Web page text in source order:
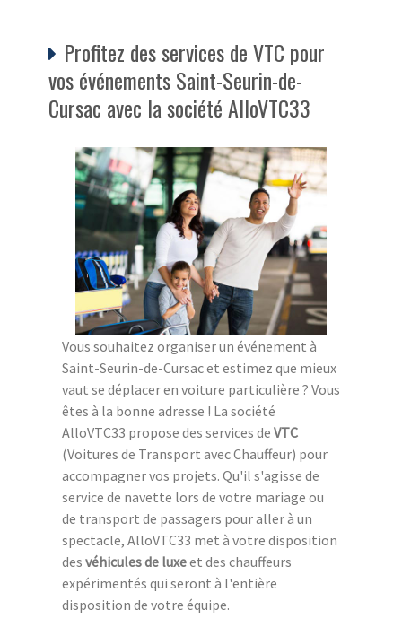
Profitez des services de VTC pour
vos événements Saint-Seurin-de-
Cursac avec la société AlloVTC33
Vous souhaitez organiser un événement à
Saint-Seurin-de-Cursac et estimez que mieux
vaut se déplacer en voiture particulière ? Vous
êtes à la bonne adresse ! La société
AlloVTC33 propose des services de VTC
(Voitures de Transport avec Chauffeur) pour
accompagner vos projets. Qu'il s'agisse de
service de navette lors de votre mariage ou
de transport de passagers pour aller à un
spectacle, AlloVTC33 met à votre disposition
des véhicules de luxeet des chauffeurs
expérimentés qui seront à l'entière
disposition de votre équipe.